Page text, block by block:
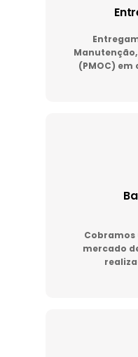
(PMOC) em
Cobramos
mercado